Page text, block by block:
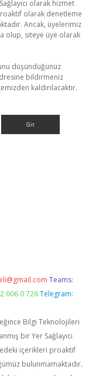
olarak hizmet
olarak denetleme
Ancak, üyelerimiz
olup, siteye üye olarak
düşündüğünüz
bildirmeniz
kaldırılacaktır.
Teams:
606 0 726 Telegram:
Bilgi Teknolojileri
bir Yer Sağlayıcı
içerikleri proaktif
bulunmamaktadır.